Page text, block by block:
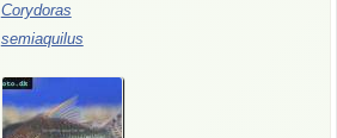
Corydoras
semiaquilus